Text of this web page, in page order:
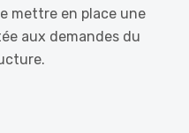
mettre en place une
aux demandes du